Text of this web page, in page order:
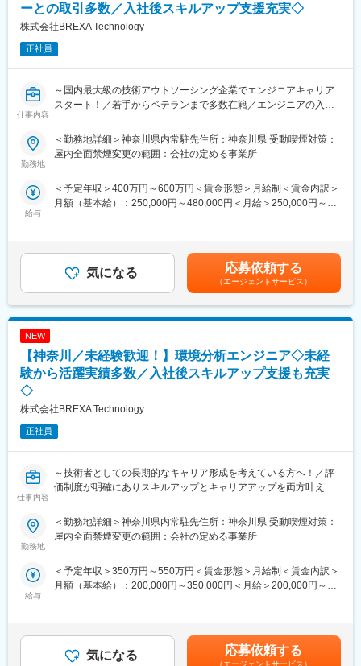
◎環境・資源循環分野で専門性を一から身につけられる
◎社会貢献性の高い研究開発に携われる、将来的に研究の中核メ
■当社の魅力：
に取り組んでいます。世界中で資源や環境への関心が高まる中、
当社の事業への期待や要請は高まっています。これまで培った高
していきます。
◎あらゆる産業廃棄物・特別管理産業廃棄物の無害化処理とゼロ
います。
変更の範囲：会社の定める業務
ーとの取引多数／入社後スキルアップ支援充実◇
株式会社BREXA Technology
正社員
仕事内容
～国内最大級の技術アウトソーシング企業でエンジニアキャリア
スタート！／若手からベテランまで多数在籍／エンジニアの入社
■業務内容：
バックグラウンドや適性等を十分考慮の上、化学系・バイオ系の
研究職として業務を行います。
・有機材料の合成、試作、精製、機器分析、物性評価、解析
・新規材料、高分子系材料の開発、設計、合成、機器分析、物性
評価
・材料（ポリマー）の調合、合成、試作、分析、物性評価
・医薬、農薬を用いた有機合成
■保有案件の属性
化学エンジニアとして幅広い場面でご活躍の想定や、個々人の希
導体関連、大学研究機関など様々なご準備があります。
・化学系（有機、無機、高分子、材料、錯体、触媒、天然物、電
気など）
・分析系（医薬品分析、単離・精製、成分分析、構造解析、バリ
デーション、抽出など）
上記以外にも基礎研究部門や開発部門など豊富な案件がある為活
■未経験の方のご活躍事例：
若手からベテランまで多くのエンジニアが所属していますが、中
す。以下は一例です。
・営業経験からエンジニアへ挑戦：
半導体製造装置の立ち上げプロジェクト配属、現在はフィールド
エンジニアとして活躍中。
勤務地
＜勤務地詳細＞神奈川県内常駐先住所：神奈川県 受動喫煙対策：
屋内全面禁煙変更の範囲：会社の定める事業所
給与
＜予定年収＞400万円～600万円＜賃金形態＞月給制＜賃金内訳＞
月額（基本給）：250,000円～480,000円＜月給＞250,000円～
の金額であり、選考を通じて上下する可能性があります。月給(月
額)は固定手当を含めた表記です。
気になる 応募依頼する
（エージェントサービス）
NEW
【神奈川／未経験歓迎！】環境分析エンジニア◇未経
験から活躍実績多数／入社後スキルアップ支援も充実
◇
株式会社BREXA Technology
正社員
仕事内容
～技術者としての長期的なキャリア形成を考えている方へ！／評
価制度が明確にありスキルアップとキャリアアップを両方叶え
す！～
採取及び各種環境分析作業や水質・大気・アスベスト等の新規分
析手法の検討、新規有害物質の分析法立ち上げ等をお任せいたし
・大気分析：一般大気環境、有害大気汚染物質、排出ガス
・ダイオキシン類：排出ガス、廃棄物、排出水、環境水、土壌・
勤務地
＜勤務地詳細＞神奈川県内常駐先住所：神奈川県 受動喫煙対策：
屋内全面禁煙変更の範囲：会社の定める事業所
給与
＜予定年収＞350万円～550万円＜賃金形態＞月給制＜賃金内訳＞
月額（基本給）：200,000円～350,000円＜月給＞200,000円～
の金額であり、選考を通じて上下する可能性があります。月給(月
額)は固定手当を含めた表記です。
気になる 応募依頼する
（エージェントサービス）